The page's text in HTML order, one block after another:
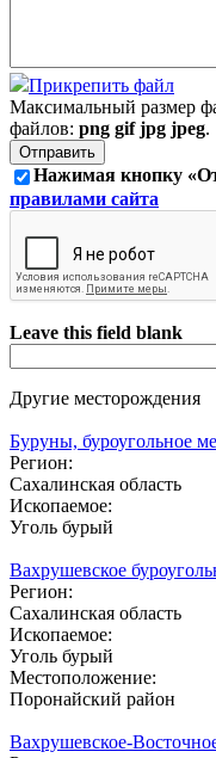
Прикрепить файл
Максимальный размер
файлов: png gif jpg jpeg.
Нажимая кнопку
правилами сайта
Leave this field blank
Другие месторождения
Буруны, буроугольное
Регион:
Сахалинская область
Ископаемое:
Уголь бурый
Вахрушевское
Регион:
Сахалинская область
Ископаемое:
Уголь бурый
Местоположение:
Поронайский район
Вахрушевское-